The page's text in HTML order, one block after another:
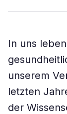
In uns
unserem
letzten
der